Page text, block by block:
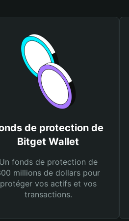
de protection de
Bitget Wallet
Un fonds de protection de
millions de dollars pour
protéger vos actifs et vos
transactions.